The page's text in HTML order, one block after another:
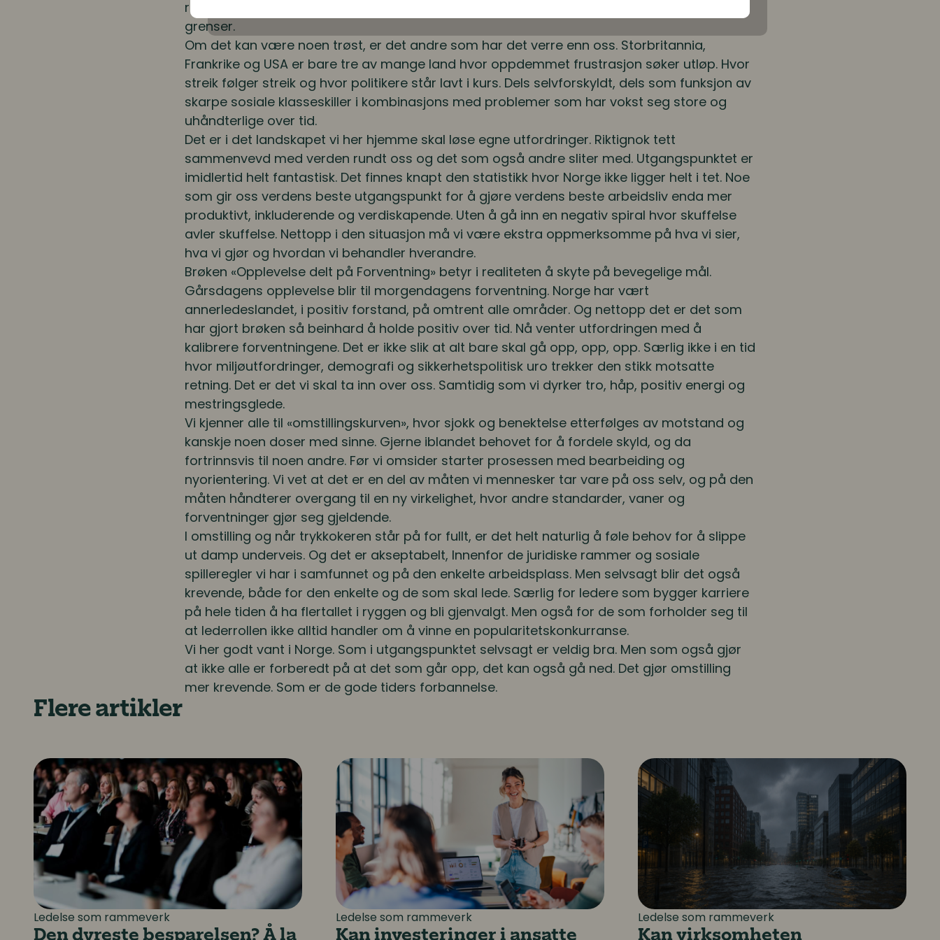
ruglete enn de fleste forutså. Men som vi kan lære av, langt utenfor partipolitikkens
grenser.
Om det kan være noen trøst, er det andre som har det verre enn oss. Storbritannia,
Frankrike og USA er bare tre av mange land hvor oppdemmet frustrasjon søker utløp. Hvor
streik følger streik og hvor politikere står lavt i kurs. Dels selvforskyldt, dels som funksjon av
skarpe sosiale klasseskiller i kombinasjons med problemer som har vokst seg store og
uhåndterlige over tid.
Det er i det landskapet vi her hjemme skal løse egne utfordringer. Riktignok tett
sammenvevd med verden rundt oss og det som også andre sliter med. Utgangspunktet er
imidlertid helt fantastisk. Det finnes knapt den statistikk hvor Norge ikke ligger helt i tet. Noe
som gir oss verdens beste utgangspunkt for å gjøre verdens beste arbeidsliv enda mer
produktivt, inkluderende og verdiskapende. Uten å gå inn en negativ spiral hvor skuffelse
avler skuffelse. Nettopp i den situasjon må vi være ekstra oppmerksomme på hva vi sier,
hva vi gjør og hvordan vi behandler hverandre.
Brøken «Opplevelse delt på Forventning» betyr i realiteten å skyte på bevegelige mål.
Gårsdagens opplevelse blir til morgendagens forventning. Norge har vært
annerledeslandet, i positiv forstand, på omtrent alle områder. Og nettopp det er det som
har gjort brøken så beinhard å holde positiv over tid. Nå venter utfordringen med å
kalibrere forventningene. Det er ikke slik at alt bare skal gå opp, opp, opp. Særlig ikke i en tid
hvor miljøutfordringer, demografi og sikkerhetspolitisk uro trekker den stikk motsatte
retning. Det er det vi skal ta inn over oss. Samtidig som vi dyrker tro, håp, positiv energi og
mestringsglede.
Vi kjenner alle til «omstillingskurven», hvor sjokk og benektelse etterfølges av motstand og
kanskje noen doser med sinne. Gjerne iblandet behovet for å fordele skyld, og da
fortrinnsvis til noen andre. Før vi omsider starter prosessen med bearbeiding og
nyorientering. Vi vet at det er en del av måten vi mennesker tar vare på oss selv, og på den
måten håndterer overgang til en ny virkelighet, hvor andre standarder, vaner og
forventninger gjør seg gjeldende.
I omstilling og når trykkokeren står på for fullt, er det helt naturlig å føle behov for å slippe
ut damp underveis. Og det er akseptabelt, Innenfor de juridiske rammer og sosiale
spilleregler vi har i samfunnet og på den enkelte arbeidsplass. Men selvsagt blir det også
krevende, både for den enkelte og de som skal lede. Særlig for ledere som bygger karriere
på hele tiden å ha flertallet i ryggen og bli gjenvalgt. Men også for de som forholder seg til
at lederrollen ikke alltid handler om å vinne en popularitetskonkurranse.
Vi her godt vant i Norge. Som i utgangspunktet selvsagt er veldig bra. Men som også gjør
at ikke alle er forberedt på at det som går opp, det kan også gå ned. Det gjør omstilling
mer krevende. Som er de gode tiders forbannelse.
Flere artikler
Ledelse som rammeverk
Den dyreste besparelsen? Å la være å investere i mennesker
Ledelse som rammeverk
Kan investeringer i ansatte forutsi fremtidig vekst og lønnsomhet?
Ledelse som rammeverk
Kan virksomheten opprettholde driften når noe